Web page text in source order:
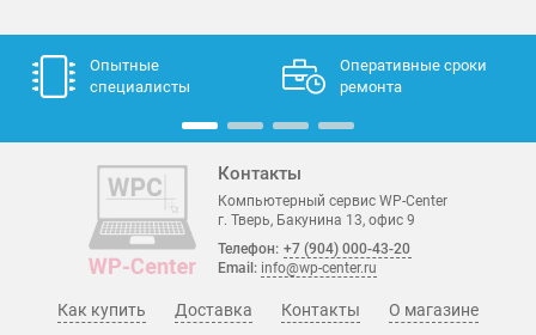
Опытные
специалисты
Оперативные сроки
ремонта
Контакты
Компьютерный сервис WP-Center
г. Тверь, Бакунина 13, офис 9
Телефон: +7 (904) 000-43-20
Email: info@wp-center.ru
О магазине
Как купить Доставка Контакты